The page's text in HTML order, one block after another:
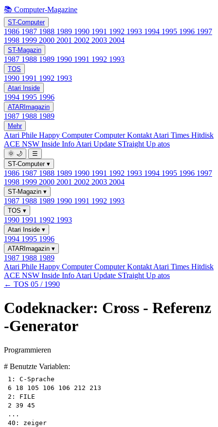
📚 Computer-Magazine
ST-Computer
1986 1987 1988 1989 1990 1991 1992 1993 1994 1995 1996 1997
1998 1999 2000 2001 2002 2003 2004
ST-Magazin
1987 1988 1989 1990 1991 1992 1993
TOS
1990 1991 1992 1993
Atari Inside
1994 1995 1996
ATARImagazin
1987 1988 1989
Mehr
Atari Phile Happy ComputerComputer Kontakt Atari Times Hitdisk
ACE NSW Inside Info Atari Update STraight Up atos
🌞 🌙
☰
ST-Computer ▾
1986 1987 1988 1989 1990 1991 1992 1993 1994 1995 1996 1997
1998 1999 2000 2001 2002 2003 2004
ST-Magazin ▾
1987 1988 1989 1990 1991 1992 1993
TOS ▾
1990 1991 1992 1993
Atari Inside ▾
1994 1995 1996
ATARImagazin ▾
1987 1988 1989
Atari Phile Happy ComputerComputer Kontakt Atari Times Hitdisk
ACE NSW Inside Info Atari Update STraight Up atos
← TOS 05 / 1990
Codeknacker: Cross - Referenz
-Generator
Programmieren
# Benutzte Variablen:
1: C-Sprache
6 18 105 106 106 212 213
2: FILE
2 39 45
...
40: zeiger